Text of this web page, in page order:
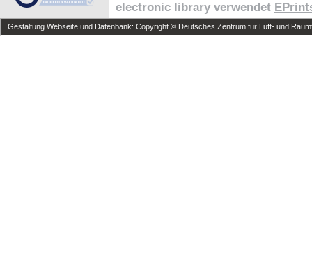
electronic library verwendet
Gestaltung Webseite und Datenbank: Copyright © Deutsches Zentrum für Luft- und